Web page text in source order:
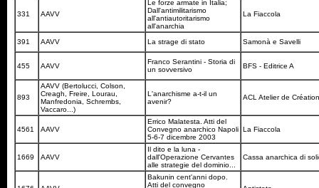
331 AAVV
Le forze armate in Italia;
Dall'antimilitarismo
all'antiautoritarismo
all'anarchia
La Fiaccola
391 AAVV La strage di stato Samonà e Savelli
455 AAVV
Franco Serantini - Storia di
un sovversivo
BFS - Editrice A
893
AAVV (Bertolucci, Colson,
Creagh, Freire, Lourau,
Manfredonia, Schrembs,
Vaccaro...)
L'anarchisme a-t-il un
avenir?
ACL Atelier de
4561 AAVV
Errico Malatesta. Atti del
Convegno anarchico Napoli
5-6-7 dicembre 2003
La Fiaccola
1669 AAVV
Il dito e la luna -
dall'Operazione Cervantes
alle strategie del dominio...
Cassa anarchica di
Bakunin cent'anni dopo.
Atti del convegno